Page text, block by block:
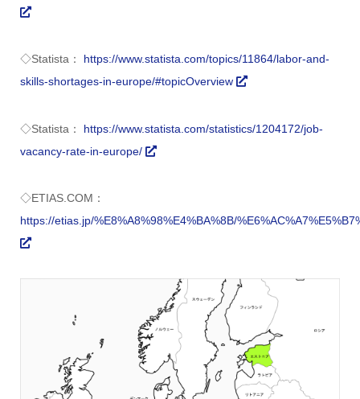
◇Statista： https://www.statista.com/topics/11864/labor-and-
skills-shortages-in-europe/#topicOverview
◇Statista： https://www.statista.com/statistics/1204172/job-
vacancy-rate-in-europe/
◇ETIAS.COM：
https://etias.jp/%E8%A8%98%E4%BA%8B/